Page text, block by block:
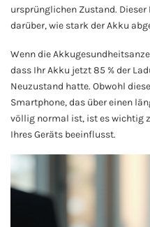
ursprünglichen Zustand.
darüber, wie stark der Akku
Wenn die
dass Ihr Akku jetzt 85 % der
Neuzustand hatte. Obwohl
Smartphone, das über einen
völlig normal ist, ist es wichtig
Ihres Geräts beeinflusst.